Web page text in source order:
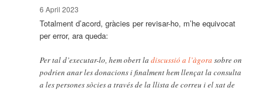
6 April 2023
Totalment d’acord, gràcies per revisar-ho, m’he equivocat
per error, ara queda:
Per tal d’executar-lo, hem obert la discussió a l’àgora sobre on
podrien anar les donacions i finalment hem llençat la consulta
a les persones sòcies a través de la llista de correu i el xat de